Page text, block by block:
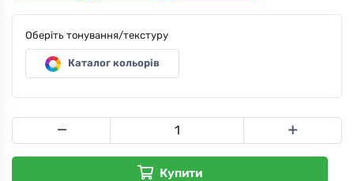
Оберіть тонування/текстуру
Каталог кольорів
Купити